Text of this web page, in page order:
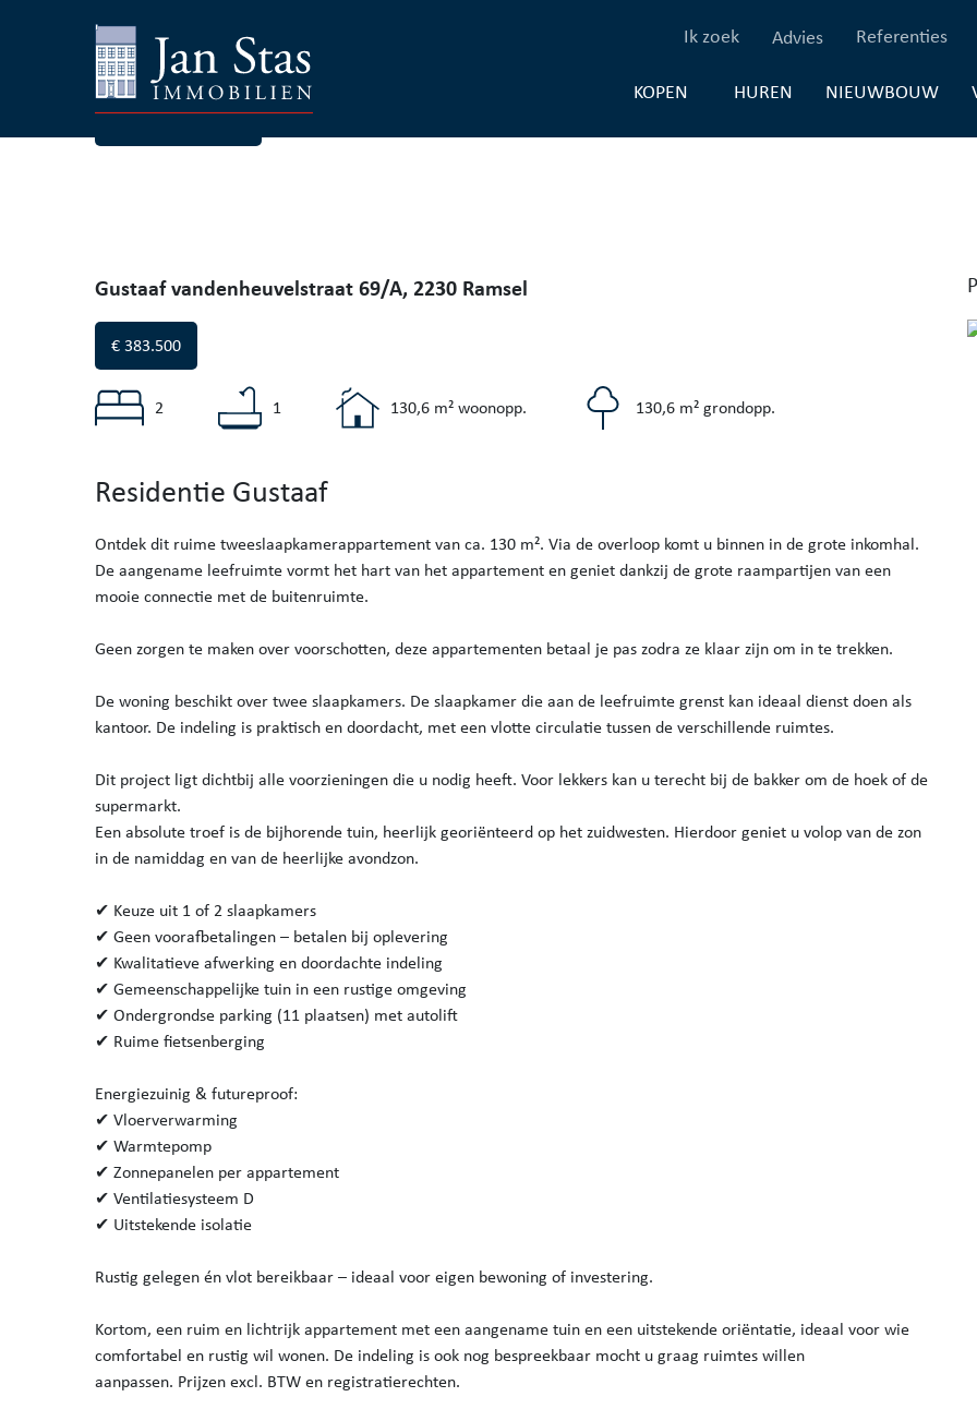
Ik zoek(Ik zoek)
Advies Referenties
KOPEN HUREN (HUREN)
NIEUWBOUW
Terug naar project
Gustaaf vandenheuvelstraat 69/A, 2230 Ramsel
€ 383.500
2 1 130,6 m² woonopp. 130,6 m² grondopp.
Residentie Gustaaf
Ontdek dit ruime tweeslaapkamerappartement van ca. 130 m². Via de overloop komt u binnen in de grote inkomhal.
De aangename leefruimte vormt het hart van het appartement en geniet dankzij de grote raampartijen van een
mooie connectie met de buitenruimte.
Geen zorgen te maken over voorschotten, deze appartementen betaal je pas zodra ze klaar zijn om in te trekken.
De woning beschikt over twee slaapkamers. De slaapkamer die aan de leefruimte grenst kan ideaal dienst doen als
kantoor. De indeling is praktisch en doordacht, met een vlotte circulatie tussen de verschillende ruimtes.
Dit project ligt dichtbij alle voorzieningen die u nodig heeft. Voor lekkers kan u terecht bij de bakker om de hoek of de
supermarkt.
Een absolute troef is de bijhorende tuin, heerlijk georiënteerd op het zuidwesten. Hierdoor geniet u volop van de zon
in de namiddag en van de heerlijke avondzon.
✔ Keuze uit 1 of 2 slaapkamers
✔ Geen voorafbetalingen – betalen bij oplevering
✔ Kwalitatieve afwerking en doordachte indeling
✔ Gemeenschappelijke tuin in een rustige omgeving
✔ Ondergrondse parking (11 plaatsen) met autolift
✔ Ruime fietsenberging
Energiezuinig & futureproof:
✔ Vloerverwarming
✔ Warmtepomp
✔ Zonnepanelen per appartement
✔ Ventilatiesysteem D
✔ Uitstekende isolatie
Rustig gelegen én vlot bereikbaar – ideaal voor eigen bewoning of investering.
Kortom, een ruim en lichtrijk appartement met een aangename tuin en een uitstekende oriëntatie, ideaal voor wie
comfortabel en rustig wil wonen. De indeling is ook nog bespreekbaar mocht u graag ruimtes willen
aanpassen. Prijzen excl. BTW en registratierechten.